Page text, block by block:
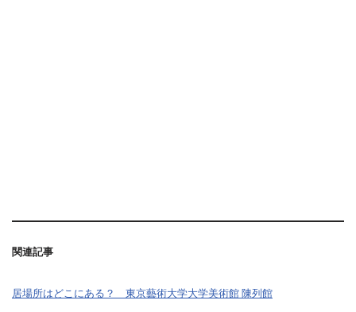
関連記事
居場所はどこにある？ 東京藝術大学大学美術館 陳列館